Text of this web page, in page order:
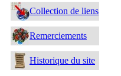
Collection de liens
Remerciements
Historique du site